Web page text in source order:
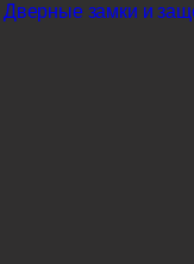
Дверные замки и